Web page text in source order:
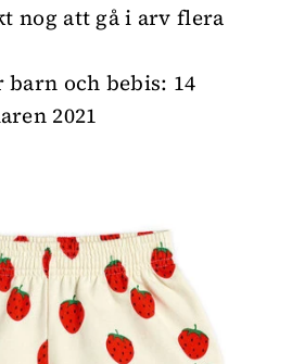
nog att gå i arv flera
och bebis: 14
2021